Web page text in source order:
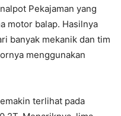
Pekajaman yang
motor balap. Hasilnya
banyak mekanik dan tim
menggunakan
terlihat pada